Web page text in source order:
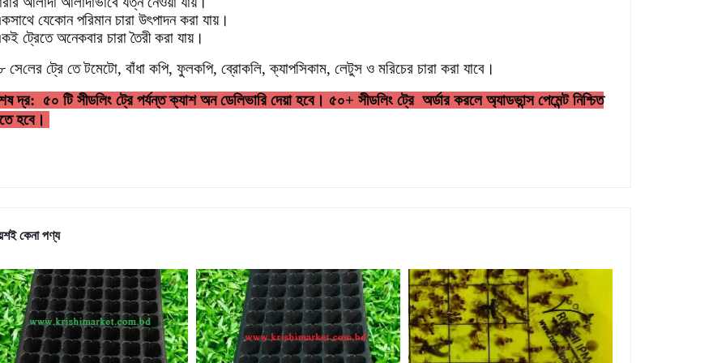
যেকোন পরিমান চারা উৎপাদন করা যায়।
ট্রেতে অনেকবার চারা তৈরী করা যায়।
সেলের ট্রে তেটমেটো, বাঁধা কপি, ফুলকপি, ব্রোকলি,ক্যাপসিকাম, লেটুসও মরিচের চারা করা যাবে।
দ্র: ৫০ টি সীডলিং ট্রে পর্যন্ত ক্যাশ অন ডেলিভারি দেয়া হবে। ৫০+ সীডলিং ট্রে অর্ডার করলে অ্যাডভান্স পেমেন্ট নিশ্চিত
হবে।
কেনা পণ্য